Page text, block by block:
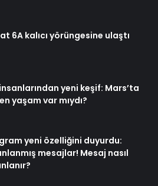
6A kalıcı yörüngesine ulaştı
yeni keşif: Mars’ta
yaşam var mıydı?
yeni özelliğini duyurdu:
mesajlar! Mesaj nasıl